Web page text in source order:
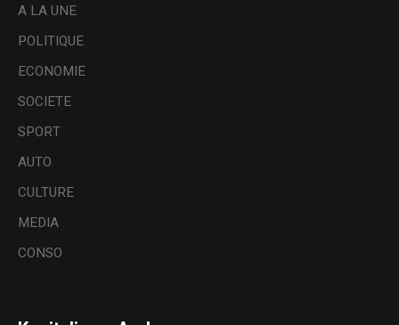
A LA UNE
POLITIQUE
ECONOMIE
SOCIETE
SPORT
AUTO
CULTURE
MEDIA
CONSO